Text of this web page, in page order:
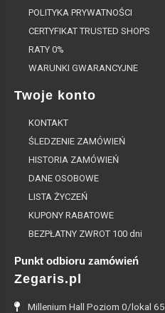
POLITYKA PRYWATNOŚCI
CERTYFIKAT TRUSTED SHOPS
RATY 0%
WARUNKI GWARANCYJNE
Twoje konto
KONTAKT
ŚLEDZENIE ZAMÓWIEŃ
HISTORIA ZAMÓWIEŃ
DANE OSOBOWE
LISTA ŻYCZEŃ
KUPONY RABATOWE
BEZPŁATNY ZWROT 100 dni
Punkt odbioru zamówień
Zegaris.pl
Millenium Hall Poziom 0/lokal 65